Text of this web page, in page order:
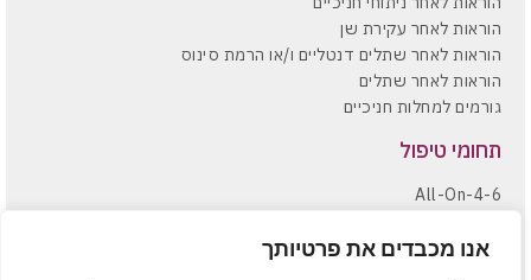
אנו מכבדים את פרטיותך
תחומי טיפול
All-On-4-6
הקצעות שורשים וניתוחי חניכיים
הוראות לאחר עקירת שן
הוראות לאחר שתלים דנטליים ו/או הרמת סינוס
הוראות לאחר שתלים
גורמים למחלות חניכיים